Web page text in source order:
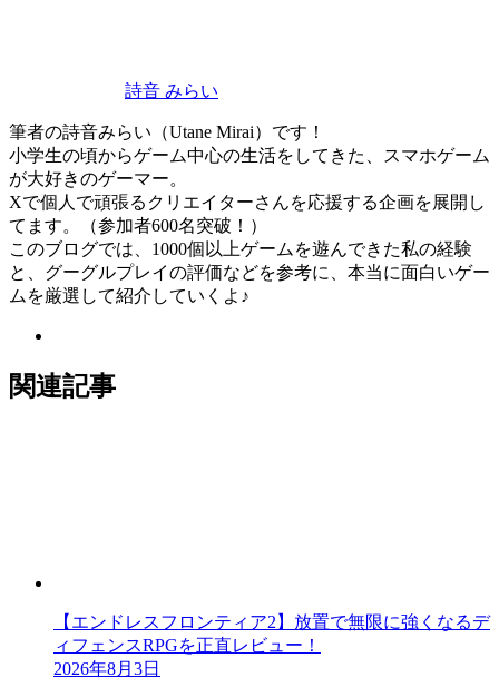
詩音 みらい
筆者の詩音みらい（Utane Mirai）です！
小学生の頃からゲーム中心の生活をしてきた、スマホゲーム
が大好きのゲーマー。
Xで個人で頑張るクリエイターさんを応援する企画を展開し
てます。（参加者600名突破！）
このブログでは、1000個以上ゲームを遊んできた私の経験
と、グーグルプレイの評価などを参考に、本当に面白いゲー
ムを厳選して紹介していくよ♪
関連記事
【エンドレスフロンティア2】放置で無限に強くなるデ
ィフェンスRPGを正直レビュー！
2026年8月3日